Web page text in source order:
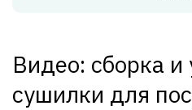
Видео: сборка и
сушилки для